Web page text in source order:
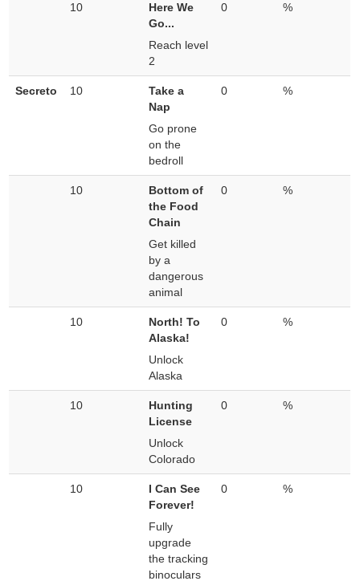
10
Here We
Go...
Reach level
2
0 %
Secreto 10
Take a
Nap
Go prone
on the
bedroll
0 %
10
Bottom of
the Food
Chain
Get killed
by a
dangerous
animal
0 %
10
North! To
Alaska!
Unlock
Alaska
0 %
10
Hunting
License
Unlock
Colorado
0 %
10
I Can See
Forever!
Fully
upgrade
the tracking
binoculars
0 %